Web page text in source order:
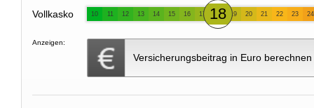
Vollkasko 10 11 12 13 14 15 16 17 18 19 20 21 22 23 24
Anzeigen:
Versicherungsbeitrag in Euro berechnen